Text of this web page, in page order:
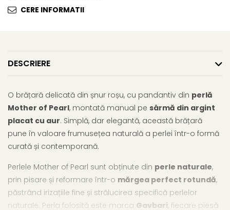
CERE INFORMATII
DESCRIERE
O brățară delicată din șnur roșu, cu pandantiv din perlă
Mother of Pearl, montată manual pe sârmă din argint
placat cu aur. Simplă, dar elegantă, această brățară
pune în valoare frumusețea naturală a perlei într-o formă
curată și contemporană.
Perlele Mother of Pearl sunt obținute din perle naturale,
prin pisare și reformare într-o mărgea perfect rotundă,
păstrând irizațiile fine și strălucirea specifică perlelor
naturale. Perla folosită este marca Gavbari , fiecare piesă